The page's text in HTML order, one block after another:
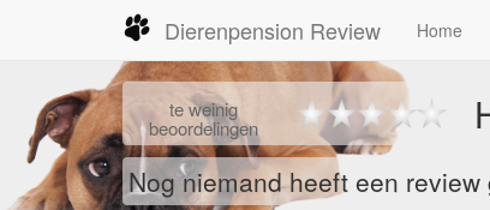
Dierenpension Review Home
teweinig
beoordelingen
Nog niemand heeft een